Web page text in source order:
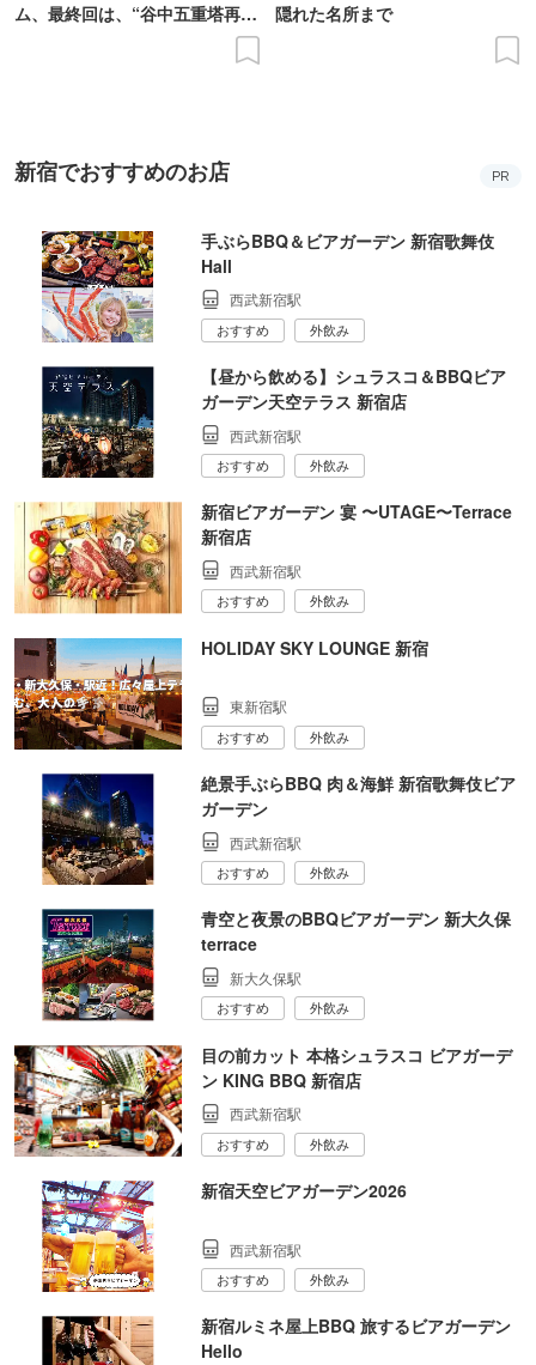
ム、最終回は、“谷中五重塔再建
隠れた名所まで
新宿でおすすめのお店 PR
手ぶらBBQ＆ビアガーデン 新宿歌舞伎
Hall
西武新宿駅
おすすめ 外飲み
【昼から飲める】シュラスコ＆BBQビア
ガーデン天空テラス 新宿店
西武新宿駅
おすすめ 外飲み
新宿ビアガーデン 宴 〜UTAGE〜Terrace
新宿店
西武新宿駅
おすすめ 外飲み
HOLIDAY SKY LOUNGE 新宿
東新宿駅
おすすめ 外飲み
絶景手ぶらBBQ 肉＆海鮮 新宿歌舞伎ビア
ガーデン
西武新宿駅
おすすめ 外飲み
青空と夜景のBBQビアガーデン 新大久保
terrace
新大久保駅
おすすめ 外飲み
目の前カット 本格シュラスコ ビアガーデ
ン KING BBQ 新宿店
西武新宿駅
おすすめ 外飲み
新宿天空ビアガーデン2026
西武新宿駅
おすすめ 外飲み
新宿ルミネ屋上BBQ 旅するビアガーデン
Hello